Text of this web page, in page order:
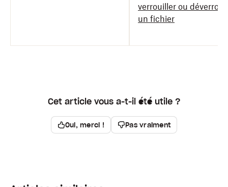
verrouiller ou
un fichier
Cet article vous a-t-il été utile ?
Oui, merci ! Pas vraiment